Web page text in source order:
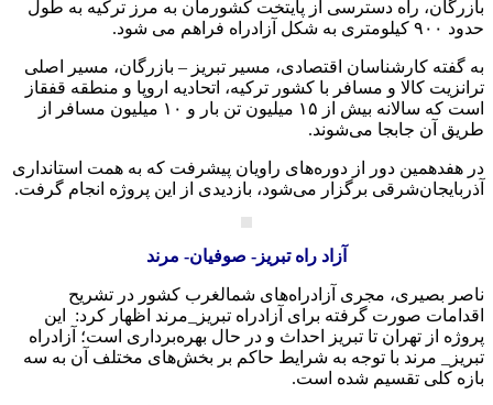
بازرگان، راه دسترسی از پایتخت کشورمان به مرز ترکیه به طول
حدود ۹۰۰ کیلومتری به شکل آزادراه فراهم می شود.
به گفته کارشناسان اقتصادی، مسیر تبریز – بازرگان، مسیر اصلی
ترانزیت کالا و مسافر با کشور ترکیه، اتحادیه اروپا و منطقه قفقاز
است که سالانه بیش از ۱۵ میلیون تن بار و ۱۰ میلیون مسافر از
طریق آن جابجا می‌شوند.
در هفدهمین دور از دوره‌های راویان پیشرفت که به همت استانداری
آذربایجان‌شرقی برگزار می‌شود، بازدیدی از این پروژه انجام گرفت.
آزاد راه تبریز- صوفیان- مرند
ناصر بصیری، مجری آزادراه‌های شمالغرب کشور در تشریح
اقدامات صورت گرفته برای آزادراه تبریز_مرند اظهار کرد: این
پروژه از تهران تا تبریز احداث و در حال بهره‌برداری است؛ آزادراه
تبریز_ مرند با توجه به شرایط حاکم بر بخش‌های مختلف آن به سه
بازه کلی تقسیم شده است.